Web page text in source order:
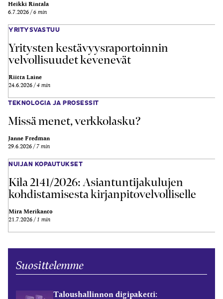
Heikki Rintala
6.7.2026 6 min
YRITYSVASTUU
Yritysten kestävyysraportoinnin
velvollisuudet kevenevät
Riitta Laine
24.6.2026 4 min
TEKNOLOGIA JA PROSESSIT
Missä menet, verkkolasku?
Janne Fredman
29.6.2026 7 min
NUIJAN KOPAUTUKSET
Kila 2141/2026: Asiantuntijakulujen
kohdistamisesta kirjanpitovelvolliselle
Mira Merikanto
21.7.2026 1 min
Suosittelemme
Taloushallinnon digipaketti: